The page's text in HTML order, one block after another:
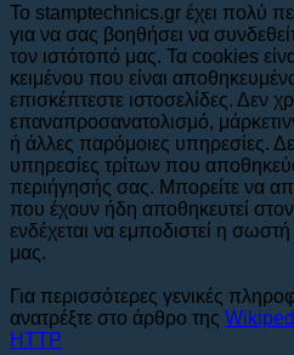
Το stamptechnics.gr έχει πολύ
για να σας βοηθήσει να
τον ιστότοπό μας. Τα cookies
κειμένου που είναι
επισκέπτεστε ιστοσελίδες. Δεν
επαναπροσανατολισμό,
ή άλλες παρόμοιες υπηρεσίες.
υπηρεσίες τρίτων που
περιήγησής σας. Μπορείτε να
που έχουν ήδη αποθηκευτεί
ενδέχεται να εμποδιστεί η
μας.
Για περισσότερες γενικές
ανατρέξτε στο άρθρο της
HTTP